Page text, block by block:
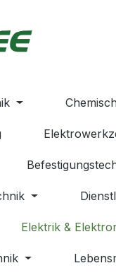
Elektrik &